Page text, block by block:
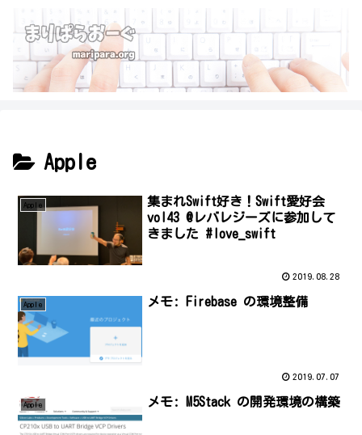
Apple
Apple
集まれSwift好き！Swift愛好会
vol43 @レバレジーズに参加して
きました #love_swift
2019.08.28
Apple メモ: Firebase の環境整備
2019.07.07
Apple メモ: M5Stack の開発環境の構築